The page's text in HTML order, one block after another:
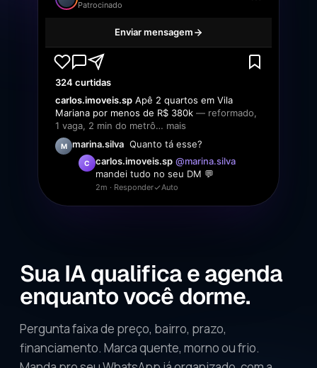
Patrocinado
Enviar mensagem
324 curtidas
carlos.imoveis.sp Apê 2 quartos em Vila
Mariana por menos de R$ 380k — reformado,
1 vaga, 2 min do metrô… mais
M marina.silva Quanto tá esse?
C carlos.imoveis.sp @marina.silva
mandei tudo no seu DM 💬
2m · Responder Auto
Sua IA qualifica e agenda
enquanto você dorme.
Pergunta faixa de preço, bairro, prazo,
financiamento. Marca quente, morno ou frio.